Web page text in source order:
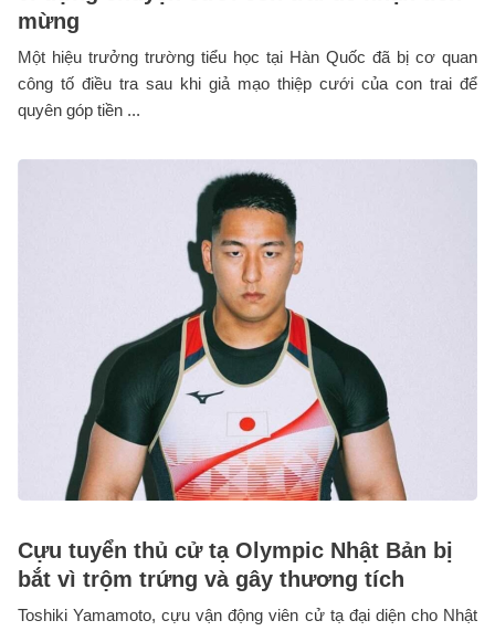
mừng
Một hiệu trưởng trường tiểu học tại Hàn Quốc đã bị cơ quan
công tố điều tra sau khi giả mạo thiệp cưới của con trai để
quyên góp tiền ...
Cựu tuyển thủ cử tạ Olympic Nhật Bản bị
bắt vì trộm trứng và gây thương tích
Toshiki Yamamoto, cựu vận động viên cử tạ đại diện cho Nhật